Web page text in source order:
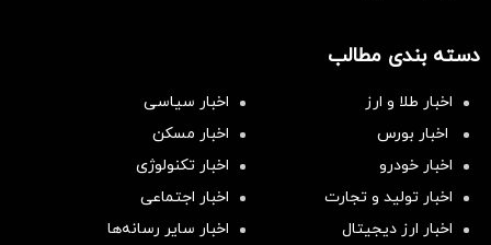
دسته بندی مطالب
اخبار طلا و ارز
اخبار سیاسی
اخبار بورس
اخبار مسکن
اخبار خودرو
اخبار تکنولوژی
اخبار تولید و تجارت
اخبار اجتماعی
اخبار ارز دیجیتال
اخبار سایر رسانه‌‌ها